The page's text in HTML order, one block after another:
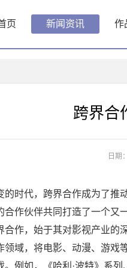
页 新闻资讯 作
跨界合
日期
的时代，跨界合作成为了推
合作伙伴共同打造了一个又
合作，始于其对影视产业的
领域，将电影、动漫、游戏